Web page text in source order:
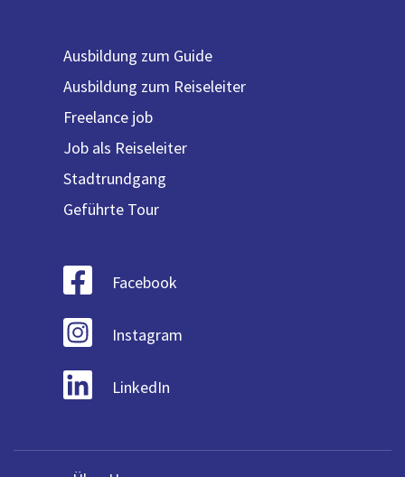
Ausbildung zum Guide
Ausbildung zum Reiseleiter
Freelance job
Job als Reiseleiter
Stadtrundgang
Geführte Tour
Facebook
Instagram
LinkedIn